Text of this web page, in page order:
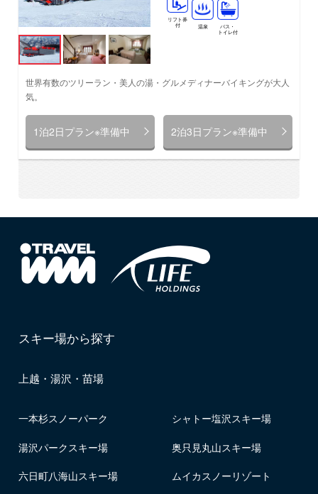
リフト券
付
温泉
バス・
トイレ付
世界有数のツリーラン・美人の湯・グルメディナーバイキングが大人
気。
1泊2日プラン※準備中 2泊3日プラン※準備中
スキー場から探す
上越・湯沢・苗場
一本杉スノーパーク シャトー塩沢スキー場
湯沢パークスキー場 奥只見丸山スキー場
六日町八海山スキー場 ムイカスノーリゾート